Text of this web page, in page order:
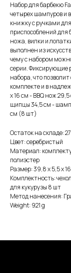
Набор для барбекю
четырех шампуров и
книжку с ручками
приспособлений
ножа, вилки и
выполнен из
чему с набором
серии. Фиксирующие
набора, что
комплекте и в
х 16 см - BBQ нож
щипцы 34,5 см -
см (8 шт)
Остаток на складе: 27
Цвет: серебристый
Материал:
полиэстер
Размер: 39,8 х 5,5 х
Комплектность:
для кукурузы 8 шт
Метод нанесения:
Weight: 921 g